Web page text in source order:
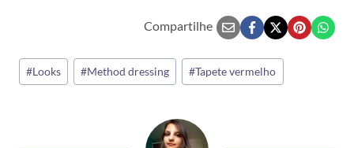
Compartilhe
Tags
do
#Looks #Method dressing #Tapete vermelho